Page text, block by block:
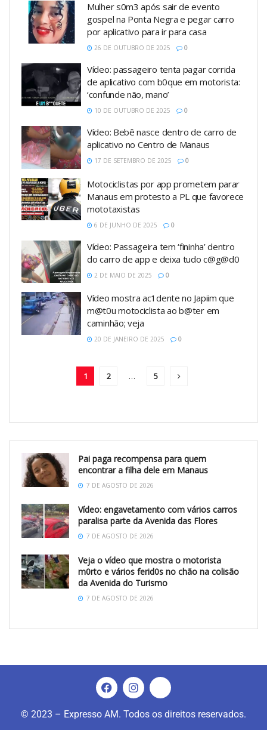
Mulher s0m3 após sair de evento
gospel na Ponta Negra e pegar carro
por aplicativo para ir para casa
26 DE OUTUBRO DE 2025 0
Vídeo: passageiro tenta pagar corrida
de aplicativo com b0que em motorista:
‘confunde não, mano’
10 DE OUTUBRO DE 2025 0
Vídeo: Bebê nasce dentro de carro de
aplicativo no Centro de Manaus
17 DE SETEMBRO DE 2025 0
Motociclistas por app prometem parar
Manaus em protesto a PL que favorece
mototaxistas
6 DE JUNHO DE 2025 0
Vídeo: Passageira tem ‘fininha’ dentro
do carro de app e deixa tudo c@g@d0
2 DE MAIO DE 2025 0
Vídeo mostra ac1dente no Japiim que
m@t0u motociclista ao b@ter em
caminhão; veja
20 DE JANEIRO DE 2025 0
1 2 … 5
Pai paga recompensa para quem
encontrar a filha dele em Manaus
7 DE AGOSTO DE 2026
Vídeo: engavetamento com vários carros
paralisa parte da Avenida das Flores
7 DE AGOSTO DE 2026
Veja o vídeo que mostra o motorista
m0rto e vários ferid0s no chão na colisão
da Avenida do Turismo
7 DE AGOSTO DE 2026
© 2023 – Expresso AM. Todos os direitos reservados.